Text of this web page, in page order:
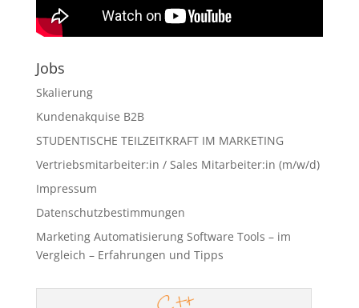
Jobs
Skalierung
Kundenakquise B2B
STUDENTISCHE TEILZEITKRAFT IM MARKETING
Vertriebsmitarbeiter:in / Sales Mitarbeiter:in (m/w/d)
Impressum
Datenschutzbestimmungen
Marketing Automatisierung Software Tools – im
Vergleich – Erfahrungen und Tipps